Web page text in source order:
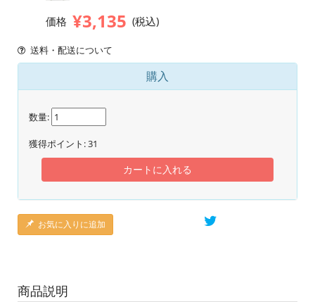
価格 ¥3,135 (税込)
送料・配送について
購入
数量:
獲得ポイント:31
カートに入れる
お気に入りに追加
商品説明